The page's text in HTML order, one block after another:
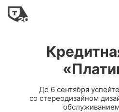
До 6 сентября
со стереодизайном